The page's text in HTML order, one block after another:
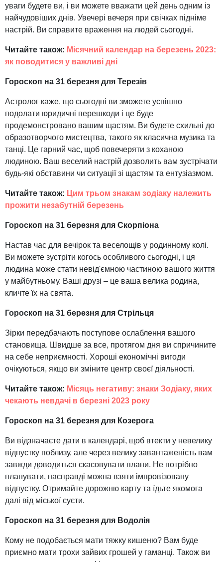
уваги будете ви, і ви можете вважати цей день одним із
найчудовіших днів. Увечері вечеря при свічках підніме
настрій. Ви справите враження на людей сьогодні.
Читайте також: Місячний календар на березень 2023:
як поводитися у важливі дні
Гороскоп на 31 березня для Терезів
Астролог каже, що сьогодні ви зможете успішно
подолати юридичні перешкоди і це буде
продемонстровано вашим щастям. Ви будете схильні до
образотворчого мистецтва, такого як класична музика та
танці. Це гарний час, щоб повечеряти з коханою
людиною. Ваш веселий настрій дозволить вам зустрічати
будь-які обставини чи ситуації зі щастям та ентузіазмом.
Читайте також: Цим трьом знакам зодіаку належить
прожити незабутній березень
Гороскоп на 31 березня для Скорпіона
Настав час для вечірок та веселощів у родинному колі.
Ви можете зустріти когось особливого сьогодні, і ця
людина може стати невід'ємною частиною вашого життя
у майбутньому. Ваші друзі – це ваша велика родина,
кличте їх на свята.
Гороскоп на 31 березня для Стрільця
Зірки передбачають поступове ослаблення вашого
становища. Швидше за все, протягом дня ви спричините
на себе неприємності. Хороші економічні вигоди
очікуються, якщо ви зміните центр своєї діяльності.
Читайте також: Місяць негативу: знаки Зодіаку, яких
чекають невдачі в березні 2023 року
Гороскоп на 31 березня для Козерога
Ви відзначаєте дати в календарі, щоб втекти у невелику
відпустку поблизу, але через велику завантаженість вам
завжди доводиться скасовувати плани. Не потрібно
планувати, насправді можна взяти імпровізовану
відпустку. Отримайте дорожню карту та їдьте якомога
далі від міської суєти.
Гороскоп на 31 березня для Водолія
Кому не подобається мати тяжку кишеню? Вам буде
приємно мати трохи зайвих грошей у гаманці. Також ви